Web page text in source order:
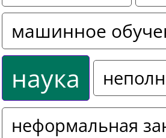
машинное
наука
неформальная